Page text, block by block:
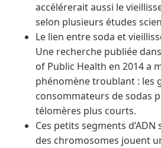
accélérerait aussi le
selon plusieurs études
Le lien entre soda et
Une recherche publiée
of Public Health en 2014 a
phénomène troublant : les
consommateurs de sodas
télomères plus courts.
Ces petits segments d’ADN
des chromosomes jouent